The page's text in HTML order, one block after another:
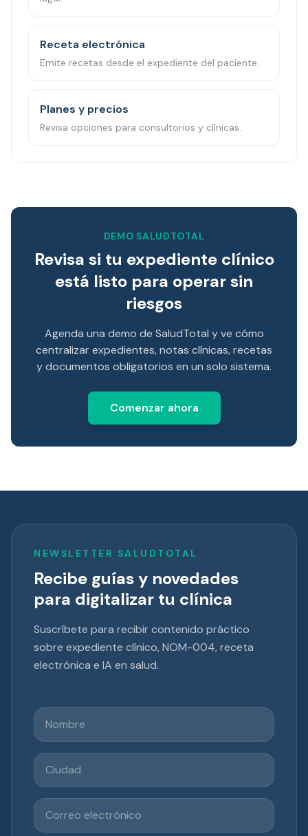
Receta electrónica
Emite recetas desde el expediente del paciente.
Planes y precios
Revisa opciones para consultorios y clínicas.
DEMO SALUDTOTAL
Revisa si tu expediente clínico
está listo para operar sin
riesgos
Agenda una demo de SaludTotal y ve cómo
centralizar expedientes, notas clínicas, recetas
y documentos obligatorios en un solo sistema.
Comenzar ahora
NEWSLETTER SALUDTOTAL
Recibe guías y novedades
para digitalizar tu clínica
Suscríbete para recibir contenido práctico
sobre expediente clínico, NOM-004, receta
electrónica e IA en salud.
Nombre
Ciudad
Correo electrónico